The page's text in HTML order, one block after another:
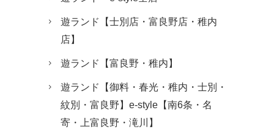
遊ランド【士別店・富良野店・稚内
店】
遊ランド【富良野・稚内】
遊ランド【御料・春光・稚内・士別・
紋別・富良野】e-style【南6条・名
寄・上富良野・滝川】